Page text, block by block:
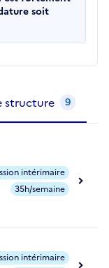
soit
structure 9
intérimaire
35h/semaine
intérimaire